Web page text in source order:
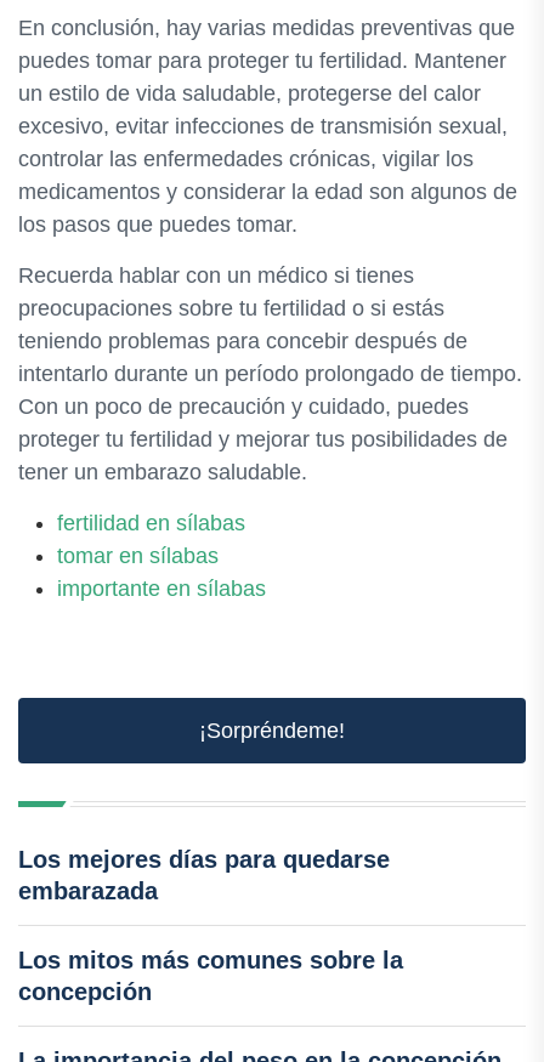
En conclusión, hay varias medidas preventivas que
puedes tomar para proteger tu fertilidad. Mantener
un estilo de vida saludable, protegerse del calor
excesivo, evitar infecciones de transmisión sexual,
controlar las enfermedades crónicas, vigilar los
medicamentos y considerar la edad son algunos de
los pasos que puedes tomar.
Recuerda hablar con un médico si tienes
preocupaciones sobre tu fertilidad o si estás
teniendo problemas para concebir después de
intentarlo durante un período prolongado de tiempo.
Con un poco de precaución y cuidado, puedes
proteger tu fertilidad y mejorar tus posibilidades de
tener un embarazo saludable.
fertilidad en sílabas
tomar en sílabas
importante en sílabas
¡Sorpréndeme!
Los mejores días para quedarse
embarazada
Los mitos más comunes sobre la
concepción